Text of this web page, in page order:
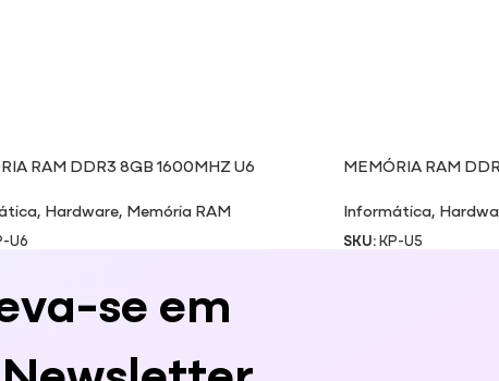
RAM DDR3 8GB 1600MHZ U6
, Hardware, Memória RAM
U6
MEMÓRIA RAM
Informática,
SKU:KP-U5
se em